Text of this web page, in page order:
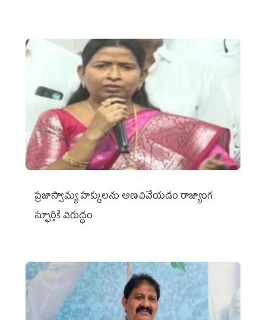
ప్రజాస్వామ్య హక్కులను అణచివేయడం రాజ్యాంగ
స్ఫూర్తికి విరుద్ధం